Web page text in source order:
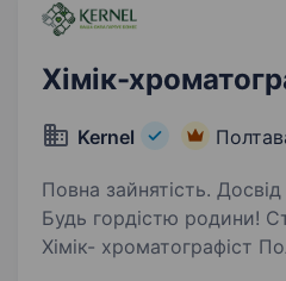
Хімік-
Kernel
Повна зайнятість.
Будь гордістю родини!
Хімік- хроматографіст Поле діяльності: